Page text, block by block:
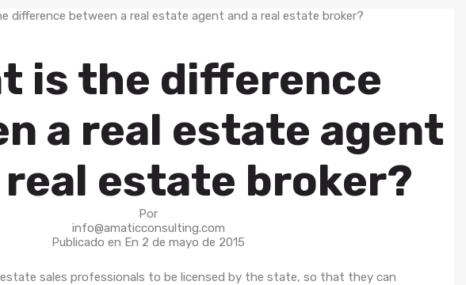
is the difference
a real estate agent
real estate broker?
Por
info@amaticconsulting.com
Publicado en En 2 de mayo de 2015
sales professionals to be licensed by the state, so that they can